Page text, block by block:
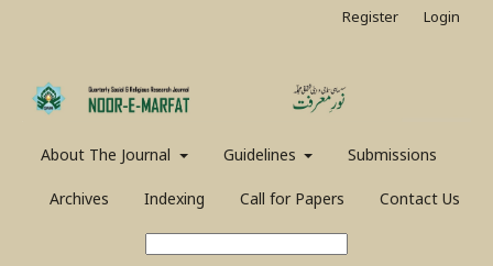
About The Journal Guidelines Submissions
Archives Indexing Call for Papers Contact Us
Register Login